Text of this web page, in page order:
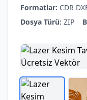
Formatlar: CDR
Dosya Türü: ZIP